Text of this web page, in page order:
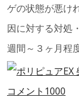
ゲの状態が悪け
因に対する対処
週間～３ヶ月程